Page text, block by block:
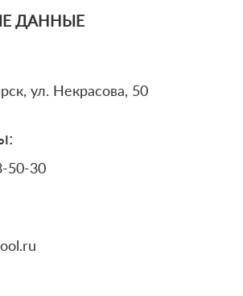
ДАННЫЕ
ул. Некрасова, 50
50-30